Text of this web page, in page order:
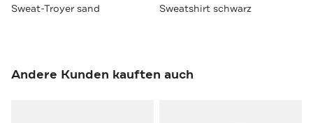
Sweat-Troyer sand Sweatshirt schwarz
Andere Kunden kauften auch